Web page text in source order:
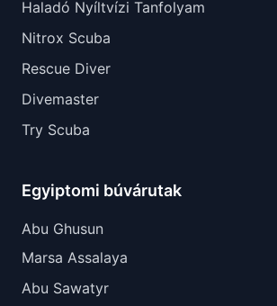
Haladó Nyíltvízi Tanfolyam
Nitrox Scuba
Rescue Diver
Divemaster
Try Scuba
Egyiptomi búvárutak
Abu Ghusun
Marsa Assalaya
Abu Sawatyr